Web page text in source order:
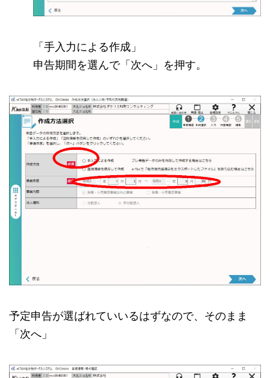
「手入力による作成」
申告期間を選んで「次へ」を押す。
予定申告が選ばれていいるはずなので、そのまま
「次へ」